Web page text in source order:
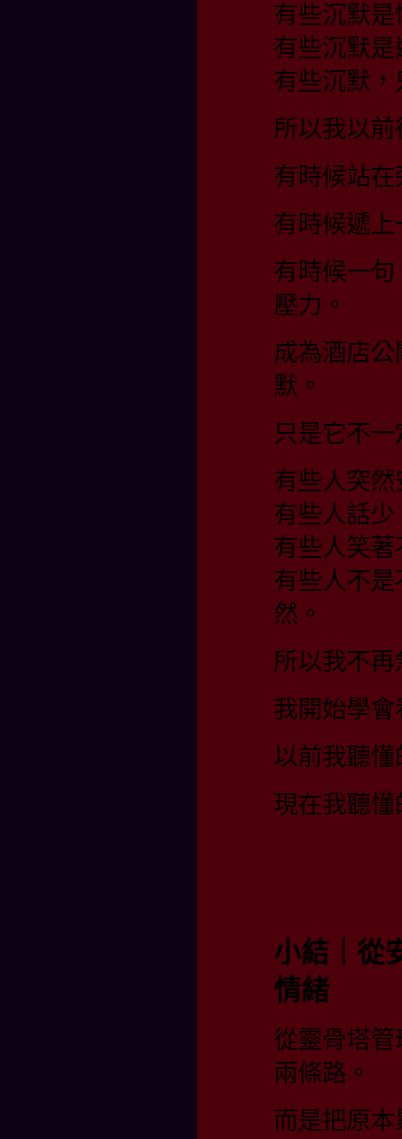
有些沉默是
有些沉默
有些沉默
所以我以
有時候站
有時候遞
有時候一
壓力。
成為酒店
默。
只是它不
有些人突
有些人話
有些人笑
有些人不
然。
所以我不
我開始學
以前我聽
現在我聽
小結｜從
情緒
從靈骨塔
兩條路。
而是把原